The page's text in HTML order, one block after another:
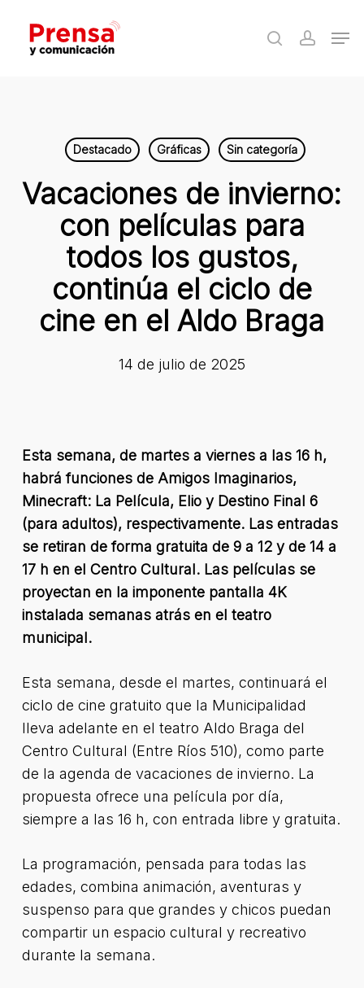
main
search
Destacado Gráficas Sin categoría
Vacaciones de invierno:
con películas para
todos los gustos,
continúa el ciclo de
cine en el Aldo Braga
14 de julio de 2025
Esta semana, de martes a viernes a las 16 h,
habrá funciones de Amigos Imaginarios,
Minecraft: La Película, Elio y Destino Final 6
(para adultos), respectivamente. Las entradas
se retiran de forma gratuita de 9 a 12 y de 14 a
17 h en el Centro Cultural. Las películas se
proyectan en la imponente pantalla 4K
instalada semanas atrás en el teatro
municipal.
Esta semana, desde el martes, continuará el
ciclo de cine gratuito que la Municipalidad
lleva adelante en el teatro Aldo Braga del
Centro Cultural (Entre Ríos 510), como parte
de la agenda de vacaciones de invierno. La
propuesta ofrece una película por día,
siempre a las 16 h, con entrada libre y gratuita.
La programación, pensada para todas las
edades, combina animación, aventuras y
suspenso para que grandes y chicos puedan
compartir un espacio cultural y recreativo
durante la semana.